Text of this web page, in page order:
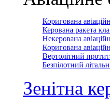
Коригована
Керована ракета
Некерована
Коригована
Вертолітний
Безпілотний
Зенітна